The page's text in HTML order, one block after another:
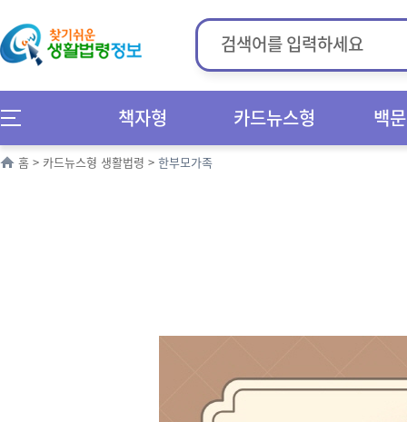
책자형 카드뉴스형 백
홈 > 카드뉴스형 생활법령 > 한부모가족